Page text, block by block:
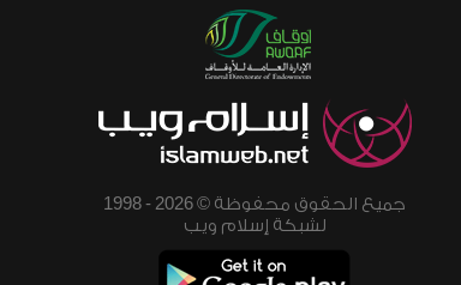
جميع الحقوق محفوظة © 2026 - 1998
لشبكة إسلام ويب